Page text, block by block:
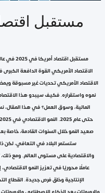
مستقبل اقتصاد
مستقبل
الاقتصاد الأمريكي تحديات غير مسبوقة
نموه واستقراره. فكيف سيبدو هذا
المالية، وسوق العمل؟ في هذا المقال،
صعيد النمو خلال السنوات القادمة، خاصة
ستستمر البلاد في التعافي، لكن
والاقتصادية على مستوى العالم. ومع
عاملًا محوريًا في تعزيز النمو
الإنتاجية وخلق فرص جديدة. القطاع